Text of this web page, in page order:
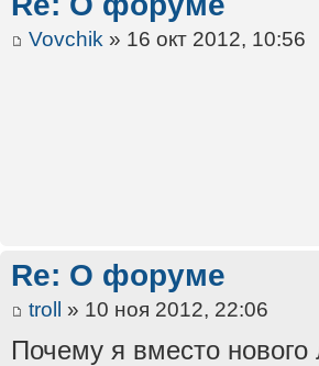
Vovchik » 16 окт 2012, 10:56
Re: О форуме
troll » 10 ноя 2012, 22:06
Почему я вместо